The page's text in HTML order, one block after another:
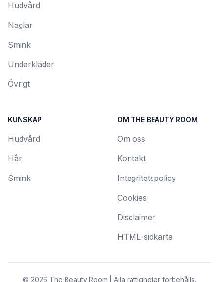
Hudvård
Naglar
Smink
Underkläder
Övrigt
KUNSKAP
Hudvård
Hår
Smink
OM THE BEAUTY ROOM
Om oss
Kontakt
Integritetspolicy
Cookies
Disclaimer
HTML-sidkarta
© 2026 The Beauty Room | Alla rättigheter förbehålls.